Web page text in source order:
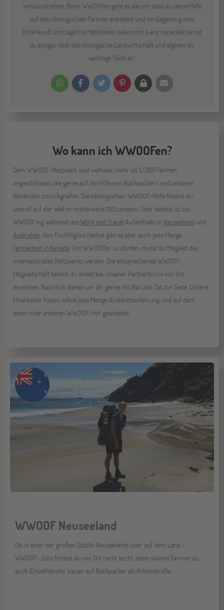
voranzutreiben. Beim WWOOFen geht es darum, dass du deine Hilfe
auf den ökologischen Farmen anbietest und im Gegenzug eine
Unterkunft und tägliche Mahlzeiten bekommt. Ganz nebenbei lernst
du einiges über die ökologische Landwirtschaft und eignest dir
wichtige Skills an.
Wo kann ich WWOOFen?
Dem WWOOF-Netzwerk sind weltweit mehr als 12.000 Farmen
angeschlossen, die gerne auf die Hilfe von Backpackern und anderen
Reisenden zurückgreifen. Die ökologischen WWOOF-Höfe findest du
überall auf der Welt in mittlerweile 130 Ländern. Sehr beliebt ist das
WWOOFing während desWork and Travel Aufenthalts in Neuseeland und
Australien . Von Frühling bis Herbst gibt es aber auch jede Menge
Farmarbeit in Kanada . Um WWOOFen zu dürfen, musst du Mitglied des
internationalen Netzwerks werden. Die entsprechende WWOOF-
Mitgliedschaft kannst du direkt bei unseren Partnerbüros vor Ort
erwerben. Natürlich stehen wir dir gerne mit Rat und Tat zur Seite. Unsere
Mitarbeiter haben selbst jede Menge Auslandserfahrung und auf dem
einen oder anderen WWOOF-Hof gearbeitet.
WWOOF Neuseeland
Ob in einer der großen Städte Neuseelands oder auf dem Land -
WWOOF-Jobs findest du vor Ort recht leicht, denn sowohl Farmer als
auch Einzelhändler bauen auf Backpacker als Arbeitskräfte.